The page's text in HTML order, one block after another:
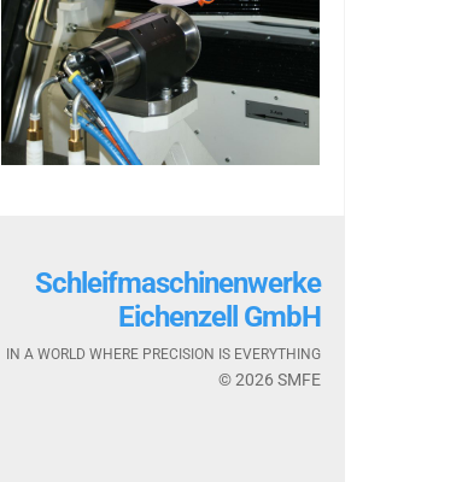
Schleifmaschinenwerke
Eichenzell GmbH
IN A WORLD WHERE PRECISION IS EVERYTHING
© 2026 SMFE